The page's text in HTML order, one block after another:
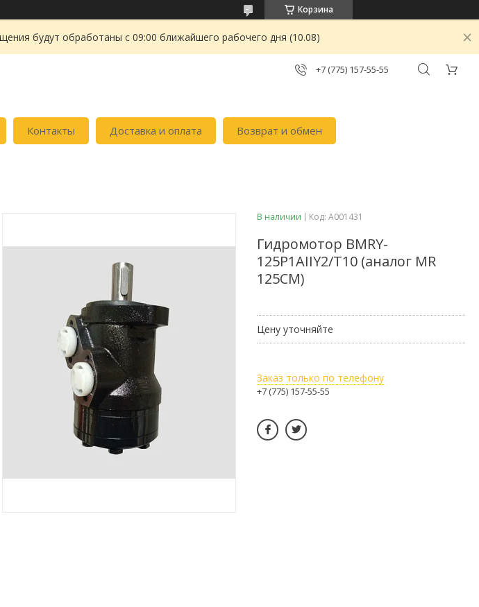
Корзина
будут обработаны с 09:00 ближайшего рабочего дня (10.08)
+7 (775) 157-55-55
Контакты Доставка и оплата Возврат и обмен
В наличии Код: А001431
Гидромотор BMRY-
125P1AIIY2/T10 (аналог MR
125CM)
Цену уточняйте
Заказ только по телефону
+7 (775) 157-55-55